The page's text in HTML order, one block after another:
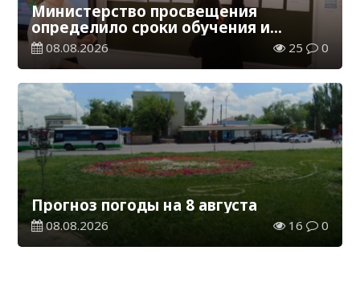
Министерство просвещения
определило сроки обучения и
каникул на 2026-2027 учебный год
08.08.2026 25 0
Прогноз погоды на 8 августа
08.08.2026 16 0